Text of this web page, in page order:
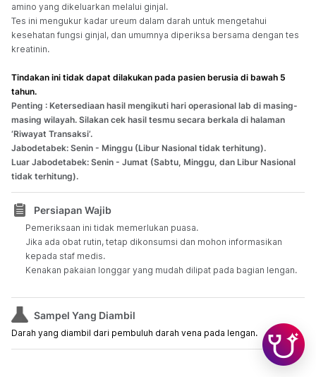
amino yang dikeluarkan melalui ginjal.
Tes ini mengukur kadar ureum dalam darah untuk mengetahui
kesehatan fungsi ginjal, dan umumnya diperiksa bersama dengan tes
kreatinin.
Tindakan ini tidak dapat dilakukan pada pasien berusia di bawah 5
tahun.
Penting : Ketersediaan hasil mengikuti hari operasional lab di masing-
masing wilayah. Silakan cek hasil tesmu secara berkala di halaman
‘Riwayat Transaksi’.
Jabodetabek: Senin - Minggu (Libur Nasional tidak terhitung).
Luar Jabodetabek: Senin - Jumat (Sabtu, Minggu, dan Libur Nasional
tidak terhitung).
Persiapan Wajib
Pemeriksaan ini tidak memerlukan puasa.
Jika ada obat rutin, tetap dikonsumsi dan mohon informasikan
kepada staf medis.
Kenakan pakaian longgar yang mudah dilipat pada bagian lengan.
Sampel Yang Diambil
Darah yang diambil dari pembuluh darah vena pada lengan.